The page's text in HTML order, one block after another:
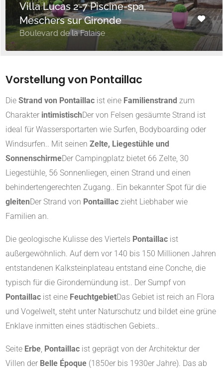
Villa Lucas 2-7 Piscine-spa,
Meschers sur Gironde
Boulevard de la Falaise
Vorstellung von Pontaillac
Die Strand von Pontaillac ist eine Familienstrand zum
Charakter intimistischDer von Felsen gesäumte Strand ist
ideal für Wassersportarten wie Surfen, Bodyboarding oder
Windsurfen.. Mit seinen Zelte, Liegestühle und
SonnenschirmeDer Campingplatz bietet 66 Zelte, 30
Liegestühle, 56 Sonnenliegen, einen Strand und einen
behindertengerechten Zugang.. Ein bekannter Spot für die
gleitenDer Strand von Pontaillac zieht Liebhaber wie
Familien an.
Die geologische Kulisse des Viertels Pontaillac ist
außergewöhnlich. Auf dem vor 140 bis 150 Millionen Jahren
entstandenen Kalksteinplateau entstand eine Conche, die
typisch für die Girondemündung ist.. Der Sumpf von
Pontaillac ist eine FeuchtgebietDas Gebiet ist reich an Flora
und Vogelwelt, steht unter Naturschutz und bildet eine grüne
Enklave inmitten eines städtischen Gebiets..
Seite Erbe, Pontaillac ist geprägt von der Architektur der
Villen der Belle Époque (1850er bis 1930er Jahre). Das ab